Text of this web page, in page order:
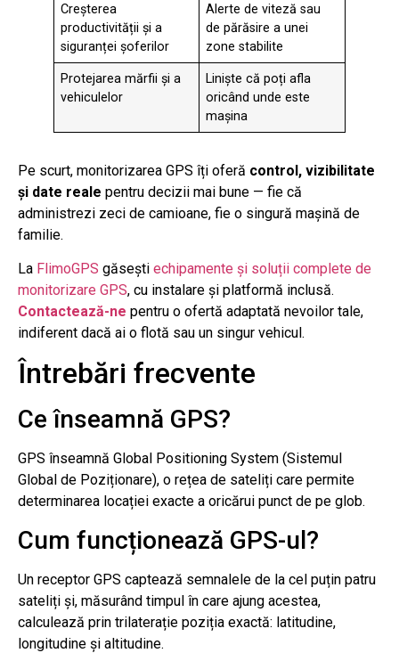
Creșterea
productivității și a
siguranței șoferilor
Alerte de viteză sau
de părăsire a unei
zone stabilite
Protejarea mărfii și a
vehiculelor
Liniște că poți afla
oricând unde este
mașina
Pe scurt, monitorizarea GPS îți oferă control, vizibilitate
și date reale pentru decizii mai bune — fie că
administrezi zeci de camioane, fie o singură mașină de
familie.
La FlimoGPS găsești echipamente și soluții complete de
monitorizare GPS, cu instalare și platformă inclusă.
Contactează-ne pentru o ofertă adaptată nevoilor tale,
indiferent dacă ai o flotă sau un singur vehicul.
Întrebări frecvente
Ce înseamnă GPS?
GPS înseamnă Global Positioning System (Sistemul
Global de Poziționare), o rețea de sateliți care permite
determinarea locației exacte a oricărui punct de pe glob.
Cum funcționează GPS-ul?
Un receptor GPS captează semnalele de la cel puțin patru
sateliți și, măsurând timpul în care ajung acestea,
calculează prin trilaterație poziția exactă: latitudine,
longitudine și altitudine.